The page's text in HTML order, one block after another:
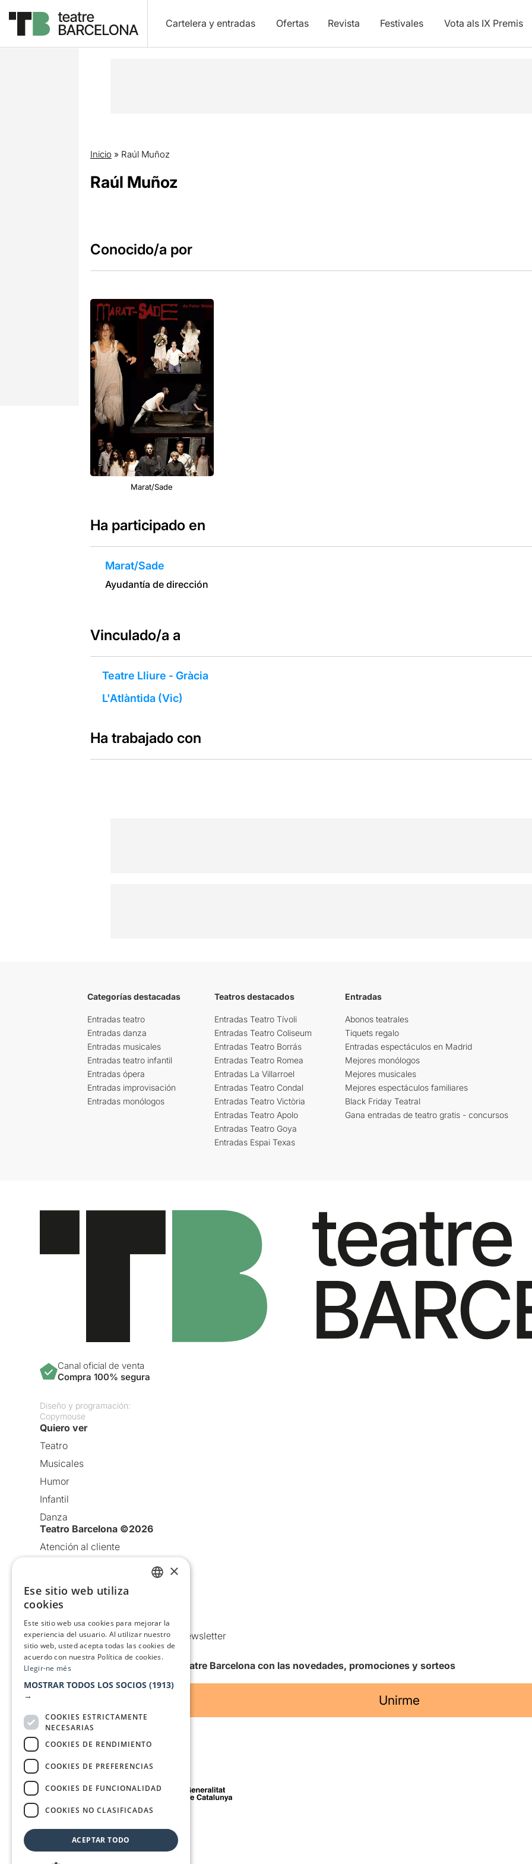
Cartelera y entradas Ofertas Revista Festivales Vota als IX Premis
Inicio » Raúl Muñoz
Raúl Muñoz
Conocido/a por
Marat/Sade
Ha participado en
Marat/Sade
Ayudantía de dirección
Vinculado/a a
Teatre Lliure - Gràcia
L'Atlàntida (Vic)
Ha trabajado con
Categorías destacadas
Entradas teatro
Entradas danza
Entradas musicales
Entradas teatro infantil
Entradas ópera
Entradas improvisación
Entradas monólogos
Teatros destacados
Entradas Teatro Tívoli
Entradas Teatro Coliseum
Entradas Teatro Borrás
Entradas Teatro Romea
Entradas La Villarroel
Entradas Teatro Condal
Entradas Teatro Victòria
Entradas Teatro Apolo
Entradas Teatro Goya
Entradas Espai Texas
Entradas
Abonos teatrales
Tiquets regalo
Entradas espectáculos en Madrid
Mejores monólogos
Mejores musicales
Mejores espectáculos familiares
Black Friday Teatral
Gana entradas de teatro gratis - concursos
Canal oficial de venta
Compra 100% segura
Diseño y programación:
Copymouse
Quiero ver
Teatro
Musicales
Humor
Infantil
Danza
Teatro Barcelona ©2026
Atención al cliente
Política de Cookies
Condiciones de uso
Comunicaciones comerciales y Newsletter
Anuncia’t
Quiero recibir la newsletter de Teatre Barcelona con las novedades, promociones y sorteos
Unirme
Con el apoyo de
Medio de comunicación asociado a
×
Ese sitio web utiliza
cookies
Este sitio web usa cookies para mejorar la
experiencia del usuario. Al utilizar nuestro
sitio web, usted acepta todas las cookies de
acuerdo con nuestra Política de cookies.
Llegir-ne més
MOSTRAR TODOS LOS SOCIOS (1913)
→
COOKIES ESTRICTAMENTE
NECESARIAS
COOKIES DE RENDIMIENTO
COOKIES DE PREFERENCIAS
COOKIES DE FUNCIONALIDAD
COOKIES NO CLASIFICADAS
ACEPTAR TODO